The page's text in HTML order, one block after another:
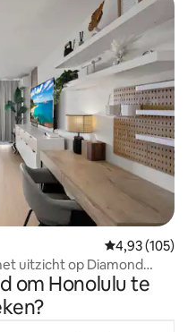
Gemiddelde
4,93 (105)
uitzicht op Diamond
om Honolulu te